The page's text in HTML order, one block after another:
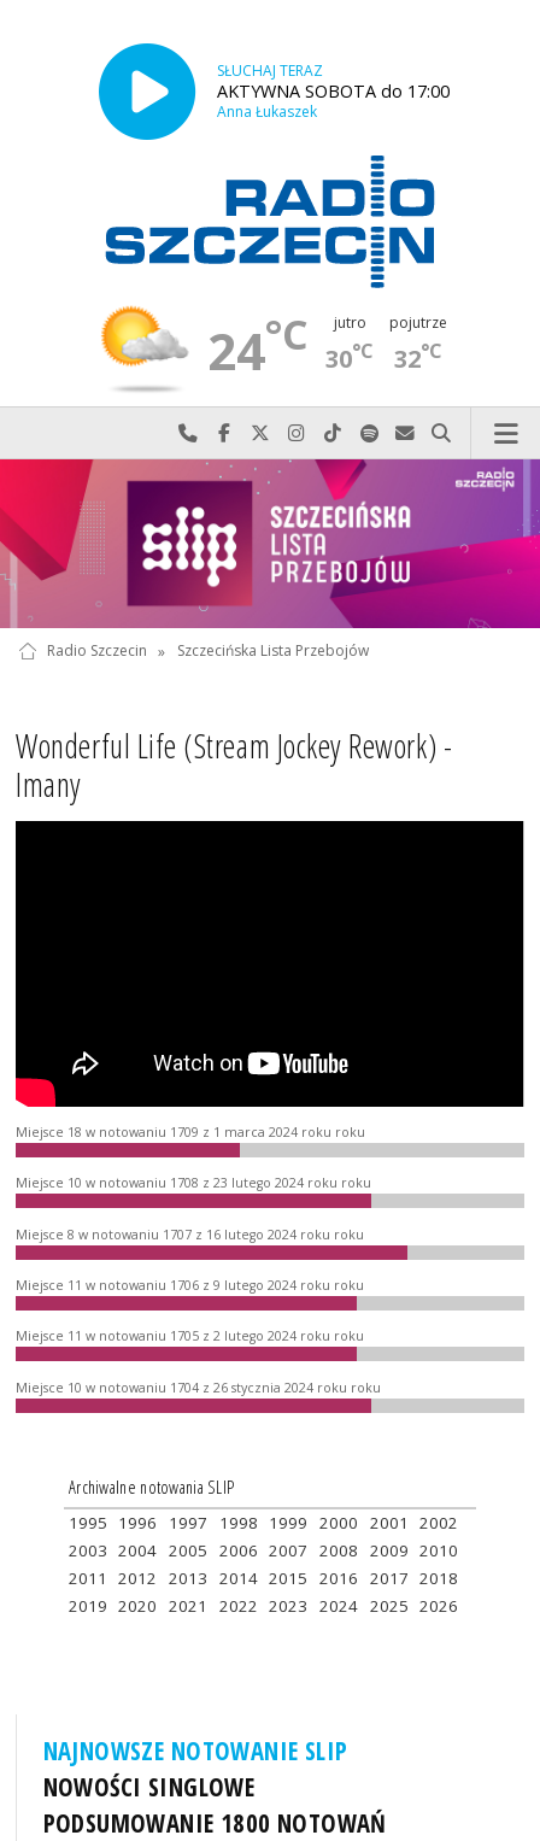
SŁUCHAJ TERAZ
AKTYWNA SOBOTA do 17:00
Anna Łukaszek
24°C jutro
30°C
pojutrze
32°C
Najlepiej po prostu do nas zadzwoń
Odwiedź nas na Facebook-u
Odwiedź nas na X
Odwiedź nas na Instagram-ie
Odwiedź nas na TikTok-u
Szukaj nas na Spotify
Wyślij do nas
Szukaj
Radio Szczecin » Szczecińska Lista Przebojów
Wonderful Life (Stream Jockey Rework) -
Imany
Miejsce 18 w notowaniu 1709 z 1 marca 2024 roku roku
Miejsce 10 w notowaniu 1708 z 23 lutego 2024 roku roku
Miejsce 8 w notowaniu 1707 z 16 lutego 2024 roku roku
Miejsce 11 w notowaniu 1706 z 9 lutego 2024 roku roku
Miejsce 11 w notowaniu 1705 z 2 lutego 2024 roku roku
Miejsce 10 w notowaniu 1704 z 26 stycznia 2024 roku roku
Archiwalne notowania SLIP
1995 1996 1997 1998 1999 2000 2001
2002
2003 2004 2005 2006 2007 2008 2009 2010
2011
2012 2013 2014 2015 2016 2017 2018
2019 2020 2021 2022 2023 2024 2025 2026
NAJNOWSZE NOTOWANIE SLIP
NOWOŚCI SINGLOWE
PODSUMOWANIE 1800 NOTOWAŃ